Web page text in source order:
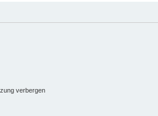
verbergen